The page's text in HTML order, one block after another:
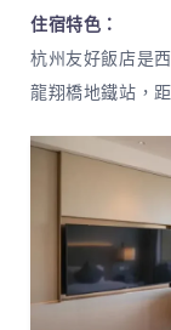
住宿特色：
杭州友好飯店是
龍翔橋地鐵站，